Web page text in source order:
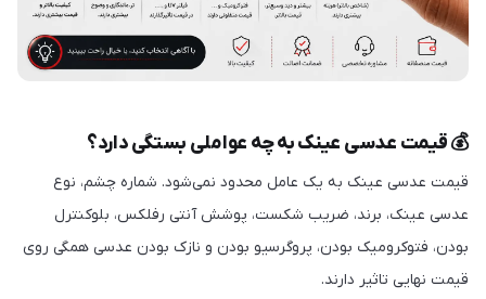
💰 قیمت عدسی عینک به چه عواملی بستگی دارد؟
قیمت عدسی عینک به یک عامل محدود نمی‌شود. شماره چشم، نوع
عدسی عینک، برند، ضریب شکست، پوشش آنتی رفلکس، بلوکنترل
بودن، فتوکرومیک بودن، پروگرسیو بودن و نازک بودن عدسی همگی روی
قیمت نهایی تاثیر دارند.